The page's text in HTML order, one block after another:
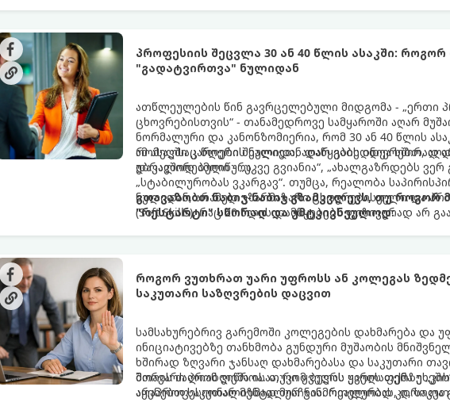
პროფესიის შეცვლა 30 ან 40 წლის ასაკში:
"გადატვირთვა" ნულიდან
ათწლეულების წინ გავრცელებული მიდგომა - „ერთი
ცხოვრებისთვის“ - თანამედროვე სამყაროში აღარ
ნორმალური და კანონზომიერია, რომ 30 ან 40 წლის
რომელსაც წლები შეალიეთ, აღარ გაბედნიერებთ,
უბრალოდ ამოიწურა.
ამ ასაკში კარიერის ნულიდან დაწყების იდეა ხშირად
დაკავშირებული - „უკვე გვიანია“, „ახალგაზრდებს ვერ
„სტაბილურობას ვკარგავ“. თუმცა, რეალობა
ნულიდან, არამედ უზარმაზარი ცხოვრებისეული და
(Soft Skills), რაც 20 წლის დამწყებებს ფიზიკურად არ
გთავაზობთ ნაბიჯ-ნაბიჯ გზამკვლევს, თუ
"რესტარტი" სწორად და უმტკივნეულოდ:
როგორ ვუთხრათ უარი უფროსს ან კოლეგას
საკუთარი საზღვრების დაცვით
სამსახურებრივ გარემოში კოლეგების დახმარება და
ინიციატივებზე თანხმობა გუნდური მუშაობის
ხშირად ზღვარი ჯანსაღ დახმარებასა და საკუთარი
შორის ძალიან ვიწროა. თუკი ყველას ყველაფერზე
აყენებთ საკუთარ მენტალურ ჯანმრთელობას, დროთა
მთავარი პრობლემა ისაა, რომ ბევრს უარის თქმა
არაპროფესიონალიზმად მიაჩნია. რეალურად კი,